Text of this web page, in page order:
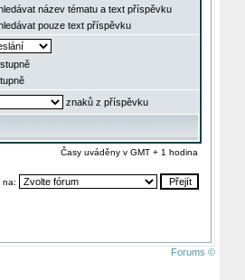
název tématu a text příspěvku
pouze text příspěvku
znaků z příspěvku
Časy uváděny v GMT + 1 hodina
na:
Forums ©